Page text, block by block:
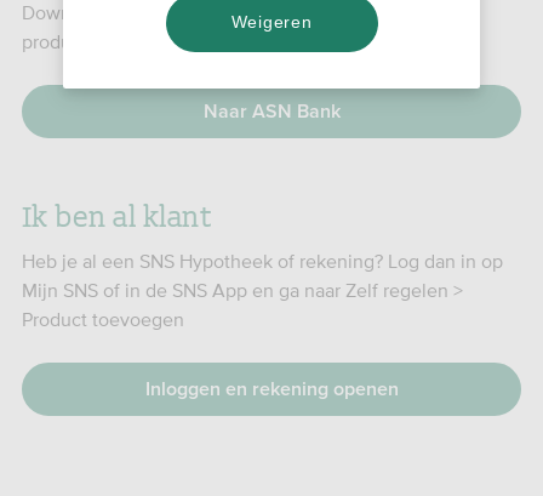
Download de app. Of lees meer over onze andere
producten op asnbank.nl.
Naar ASN Bank
Ik ben al klant
Heb je al een SNS Hypotheek of rekening? Log dan in op
Mijn SNS of in de SNS App en ga naar Zelf regelen >
Product toevoegen
Inloggen en rekening openen
Weigeren